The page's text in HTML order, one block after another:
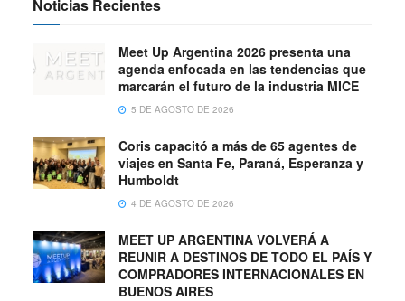
Noticias Recientes
Meet Up Argentina 2026 presenta una
agenda enfocada en las tendencias que
marcarán el futuro de la industria MICE
5 DE AGOSTO DE 2026
Coris capacitó a más de 65 agentes de
viajes en Santa Fe, Paraná, Esperanza y
Humboldt
4 DE AGOSTO DE 2026
MEET UP ARGENTINA VOLVERÁ A
REUNIR A DESTINOS DE TODO EL PAÍS Y
COMPRADORES INTERNACIONALES EN
BUENOS AIRES